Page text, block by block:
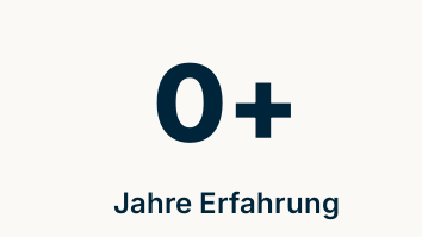
Jahre Erfahrung
0+